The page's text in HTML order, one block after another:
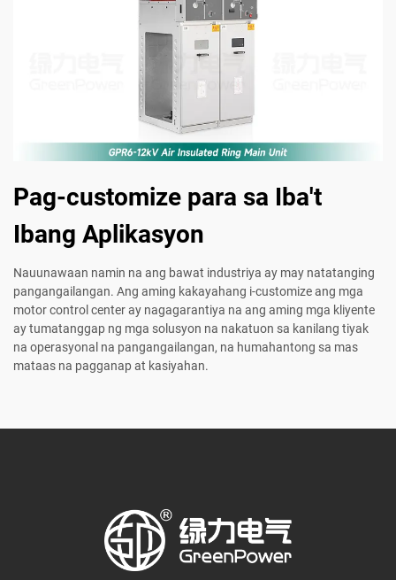
Pag-customize para sa Iba't
Ibang Aplikasyon
Nauunawaan namin na ang bawat industriya ay may natatanging
pangangailangan. Ang aming kakayahang i-customize ang mga
motor control center ay nagagarantiya na ang aming mga kliyente
ay tumatanggap ng mga solusyon na nakatuon sa kanilang tiyak
na operasyonal na pangangailangan, na humahantong sa mas
mataas na pagganap at kasiyahan.